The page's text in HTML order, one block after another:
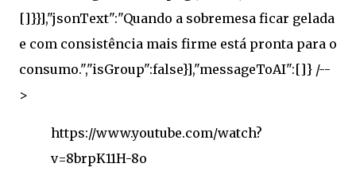
https://www.youtube.com/watch?
v=8brpK11H-8o